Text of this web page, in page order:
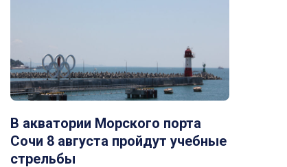
В акватории Морского порта
Сочи 8 августа пройдут учебные
стрельбы